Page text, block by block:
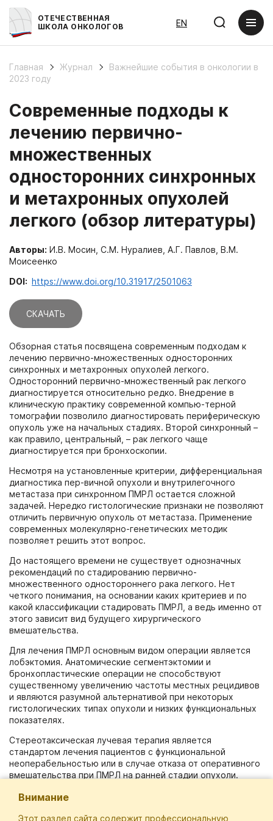
ОТЕЧЕСТВЕННАЯ
ШКОЛА ОНКОЛОГОВ
EN
Главная Журнал
Важнейшие события в онкологии в
2023 году
Современные подходы к
лечению первично-
множественных
односторонних синхронных
и метахронных опухолей
легкого (обзор литературы)
Авторы: И.В. Мосин, С.М. Нуралиев, А.Г. Павлов, В.М.
Моисеенко
DOI: https://www.doi.org/10.31917/2501063
СКАЧАТЬ
Обзорная статья посвящена современным подходам к
лечению первично-множественных односторонних
синхронных и метахронных опухолей легкого.
Односторонний первично-множественный рак легкого
диагностируется относительно редко. Внедрение в
клиническую практику современной компью-терной
томографии позволило диагностировать периферическую
опухоль уже на начальных стадиях. Второй синхронный –
как правило, центральный, – рак легкого чаще
диагностируется при бронхоскопии.
Несмотря на установленные критерии, дифференциальная
диагностика пер-вичной опухоли и внутрилегочного
метастаза при синхронном ПМРЛ остается сложной
задачей. Нередко гистологические признаки не позволяют
отличить первичную опухоль от метастаза. Применение
современных молекулярно-генетических методик
позволяет решить этот вопрос.
До настоящего времени не существует однозначных
рекомендаций по стадированию первично-
множественного одностороннего рака легкого. Нет
четкого понимания, на основании каких критериев и по
какой классификации стадировать ПМРЛ, а ведь именно от
этого зависит вид будущего хирургического
вмешательства.
Для лечения ПМРЛ основным видом операции является
лобэктомия. Анатомические сегментэктомии и
бронхопластические операции не способствуют
существенному увеличению частоты местных рецидивов
и являются разумной альтернативой при некоторых
гистологических типах опухоли и низких функциональных
показателях.
Стереотаксическая лучевая терапия является
стандартом лечения пациентов с функциональной
неоперабельностью или в случае отказа от оперативного
вмешательства при ПМРЛ на ранней стадии опухоли.
Кроме того, системная терапия – например, таргетная
мутациями, – показали многообещающие результаты.
Внимание
Этот раздел сайта содержит профессиональную